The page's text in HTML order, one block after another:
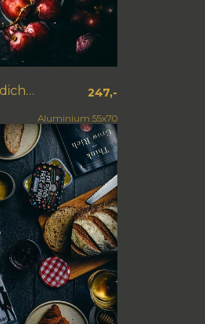
Wijn van dichtbij 247,-
Aluminium 55x70